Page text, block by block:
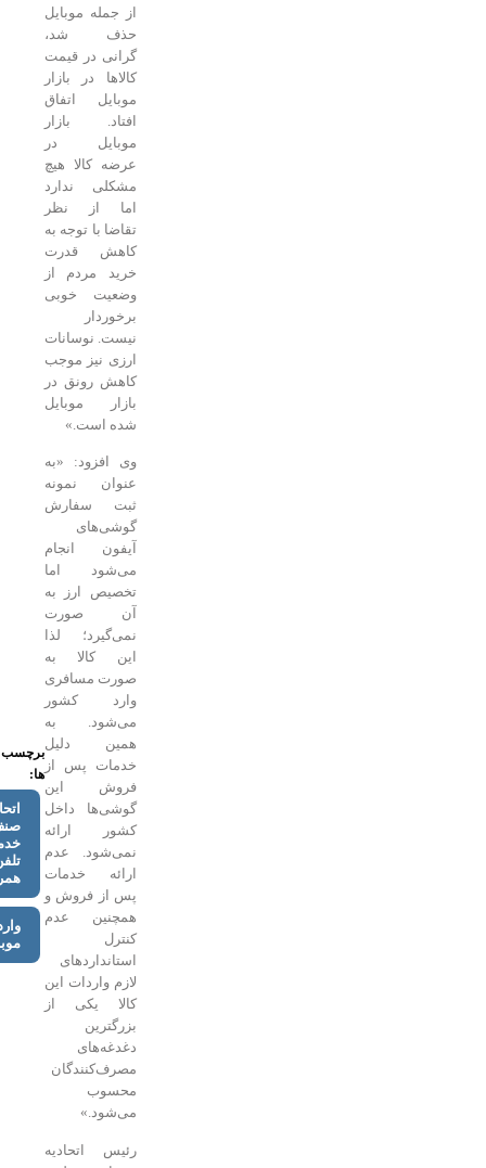
از جمله موبایل
حذف شد،
گرانی در قیمت
کالاها در بازار
موبایل اتفاق
افتاد. بازار
موبایل در
عرضه کالا هیچ
مشکلی ندارد
اما از نظر
تقاضا با توجه به
کاهش قدرت
خرید مردم از
وضعیت خوبی
برخوردار
نیست. نوسانات
ارزی نیز موجب
کاهش رونق در
بازار موبایل
شده است.»
‌وی افزود: «به
عنوان نمونه
ثبت سفارش
گوشی‌های
آیفون انجام
می‌شود اما
تخصیص ارز به
آن‌ صورت
نمی‌گیرد؛ لذا
این کالا به
صورت مسافری
وارد کشور
می‌شود. به
همین دلیل
خدمات پس از
فروش این
گوشی‌ها داخل
کشور ارائه
نمی‌شود. عدم
ارائه خدمات
پس از فروش و
همچنین عدم
استانداردهای
لازم واردات این
کالا یکی از
بزرگترین
دغدغه‌های
مصرف‌کنندگان
محسوب
می‌شود.»
‌رئیس اتحادیه
برچسب
ها:
اتحادیه
صنف
خدمات
تلفن
همراه
واردات